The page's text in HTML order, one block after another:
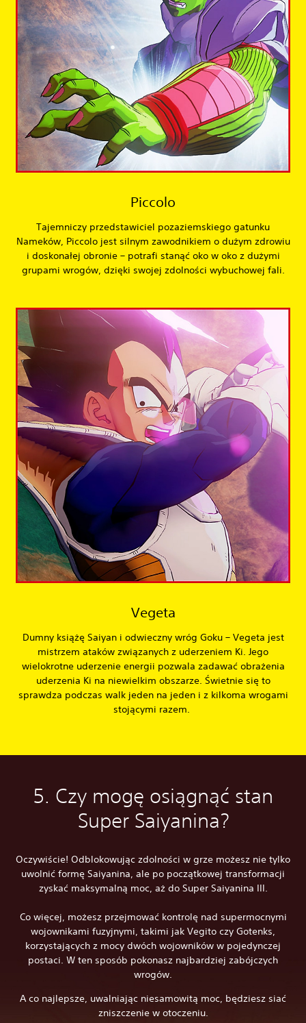
Piccolo
Tajemniczy przedstawiciel pozaziemskiego gatunku
Nameków, Piccolo jest silnym zawodnikiem o dużym zdrowiu
i doskonałej obronie – potrafi stanąć oko w oko z dużymi
grupami wrogów, dzięki swojej zdolności wybuchowej fali.
Vegeta
Dumny książę Saiyan i odwieczny wróg Goku – Vegeta jest
mistrzem ataków związanych z uderzeniem Ki. Jego
wielokrotne uderzenie energii pozwala zadawać obrażenia
uderzenia Ki na niewielkim obszarze. Świetnie się to
sprawdza podczas walk jeden na jeden i z kilkoma wrogami
stojącymi razem.
5. Czy mogę osiągnąć stan
Super Saiyanina?
Oczywiście! Odblokowując zdolności w grze możesz nie tylko
uwolnić formę Saiyanina, ale po początkowej transformacji
zyskać maksymalną moc, aż do Super Saiyanina III.
Co więcej, możesz przejmować kontrolę nad supermocnymi
wojownikami fuzyjnymi, takimi jak Vegito czy Gotenks,
korzystających z mocy dwóch wojowników w pojedynczej
postaci. W ten sposób pokonasz najbardziej zabójczych
wrogów.
A co najlepsze, uwalniając niesamowitą moc, będziesz siać
zniszczenie w otoczeniu.